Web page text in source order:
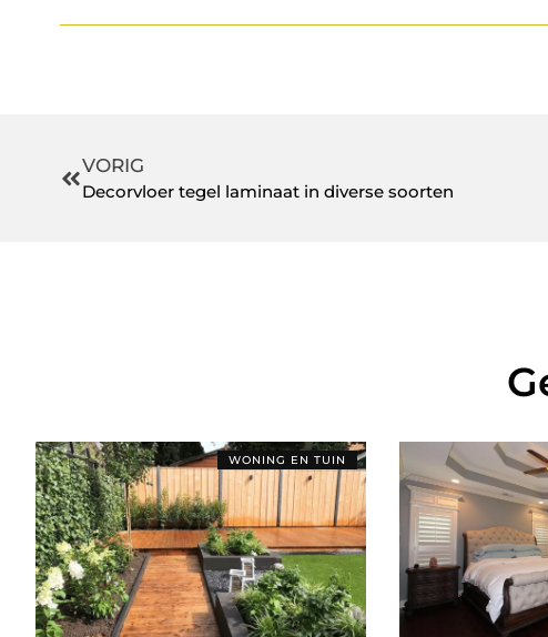
VORIG
Decorvloer tegel laminaat in diverse soorten
WONING EN TUIN